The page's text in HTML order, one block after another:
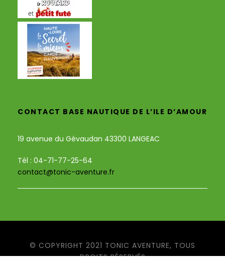
CONTACT BASE NAUTIQUE DE L’ILE D’AMOUR
19 avenue du Gévaudan 43300 LANGEAC
Tél : 04-71-77-25-64
contact@tonic-aventure.fr
© COPYRIGHT 2021 TONIC AVENTURE, TOUS